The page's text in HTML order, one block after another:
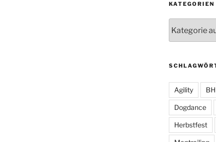
KATEGORIEN
Agility BH
Dogdance
Herbstfest